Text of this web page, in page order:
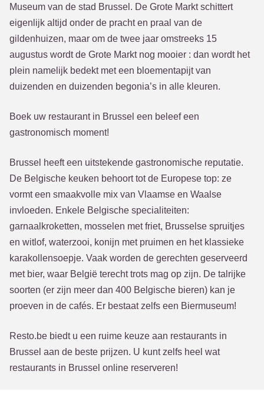
Museum van de stad Brussel. De Grote Markt schittert
eigenlijk altijd onder de pracht en praal van de
gildenhuizen, maar om de twee jaar omstreeks 15
augustus wordt de Grote Markt nog mooier : dan wordt het
plein namelijk bedekt met een bloementapijt van
duizenden en duizenden begonia’s in alle kleuren.
Boek uw restaurant in Brussel een beleef een
gastronomisch moment!
Brussel heeft een uitstekende gastronomische reputatie.
De Belgische keuken behoort tot de Europese top: ze
vormt een smaakvolle mix van Vlaamse en Waalse
invloeden. Enkele Belgische specialiteiten:
garnaalkroketten, mosselen met friet, Brusselse spruitjes
en witlof, waterzooi, konijn met pruimen en het klassieke
karakollensoepje. Vaak worden de gerechten geserveerd
met bier, waar België terecht trots mag op zijn. De talrijke
soorten (er zijn meer dan 400 Belgische bieren) kan je
proeven in de cafés. Er bestaat zelfs een Biermuseum!
Resto.be biedt u een ruime keuze aan restaurants in
Brussel aan de beste prijzen. U kunt zelfs heel wat
restaurants in Brussel online reserveren!